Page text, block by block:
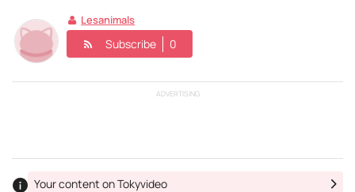
Lesanimals
Subscribe 0
ADVERTISING
Your content on Tokyvideo